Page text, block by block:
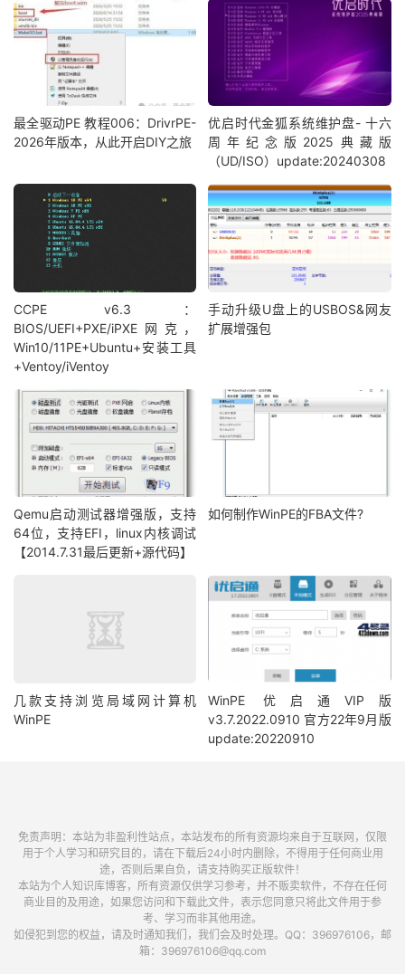
最全驱动PE 教程006：DrivrPE-
2026年版本，从此开启DIY之旅
优启时代金狐系统维护盘- 十六
周年纪念版2025典藏版
（UD/ISO）update:20240308
CCPE v6.3：
BIOS/UEFI+PXE/iPXE网克，
Win10/11PE+Ubuntu+安装工具
+Ventoy/iVentoy
手动升级U盘上的USBOS&网友
扩展增强包
Qemu启动测试器增强版，支持
64位，支持EFI，linux内核调试
【2014.7.31最后更新+源代码】
如何制作WinPE的FBA文件?
几款支持浏览局域网计算机
WinPE
WinPE 优启通VIP版
v3.7.2022.0910 官方22年9月版
update:20220910
免责声明：本站为非盈利性站点，本站发布的所有资源均来自于互联网，仅限
用于个人学习和研究目的，请在下载后24小时内删除，不得用于任何商业用
途，否则后果自负，请支持购买正版软件！
本站为个人知识库博客，所有资源仅供学习参考，并不贩卖软件，不存在任何
商业目的及用途，如果您访问和下载此文件，表示您同意只将此文件用于参
考、学习而非其他用途。
如侵犯到您的权益，请及时通知我们，我们会及时处理。QQ：396976106，邮
箱：396976106@qq.com